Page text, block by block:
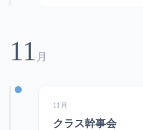
11 月
11月
クラス幹事会